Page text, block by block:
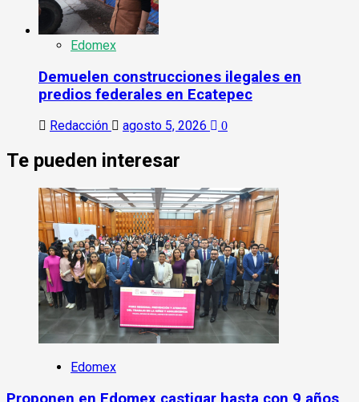
Edomex
Demuelen construcciones ilegales en
predios federales en Ecatepec
Redacción agosto 5, 2026 0
Te pueden interesar
Edomex